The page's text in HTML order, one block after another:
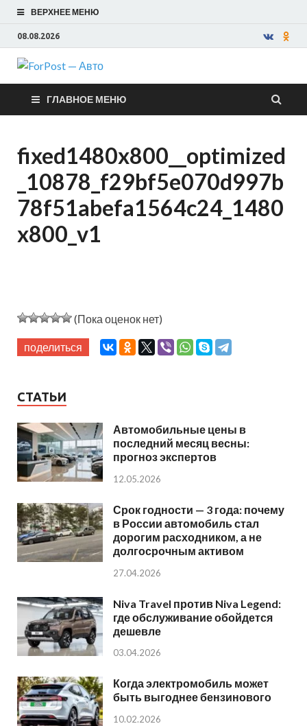
ВЕРХНЕЕ МЕНЮ
08.08.2026
ForPost —
Авто
ГЛАВНОЕ МЕНЮ
fixed1480x800__optimized
_10878_f29bf5e070d997b
78f51abefa1564c24_1480
x800_v1
(Пока оценок нет)
поделиться
СТАТЬИ
Автомобильные цены в
последний месяц весны:
прогноз экспертов
12.05.2026
Срок годности — 3 года: почему
в России автомобиль стал
дорогим расходником, а не
долгосрочным активом
27.04.2026
Niva Travel против Niva Legend:
где обслуживание обойдется
дешевле
03.04.2026
Когда электромобиль может
быть выгоднее бензинового
10.02.2026